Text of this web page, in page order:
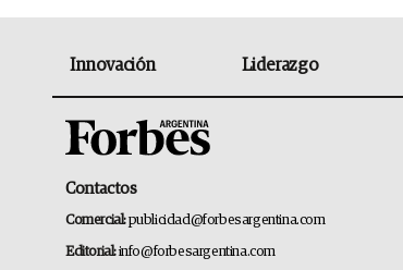
Innovación Liderazgo
Contactos
Comercial:publicidad@forbesargentina.com
Editorial:info@forbesargentina.com